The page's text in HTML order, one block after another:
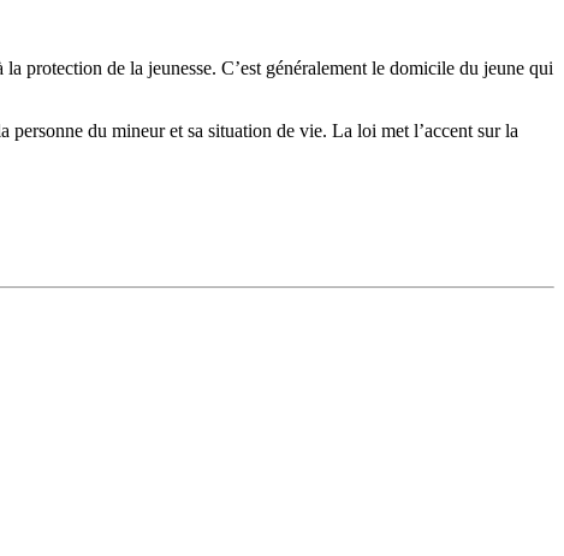
protection de la jeunesse. C’est généralement le domicile du jeune qui
personne du mineur et sa situation de vie. La loi met l’accent sur la